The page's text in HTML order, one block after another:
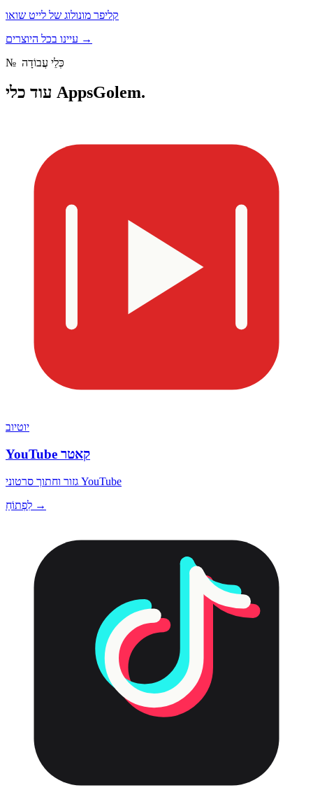
קליפר מונולוג של לייט שואו
→
№ כְּלֵי עֲבוֹדָה
עוד כלי AppsGolem.
יוטיוב
YouTube קאטר
גזור וחתוך סרטוני YouTube
לִפְתוֹחַ →